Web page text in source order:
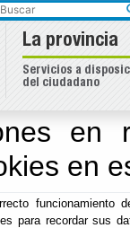
en
en
funcionamiento
para recordar sus
La provincia
Servicios a
del ciudadano